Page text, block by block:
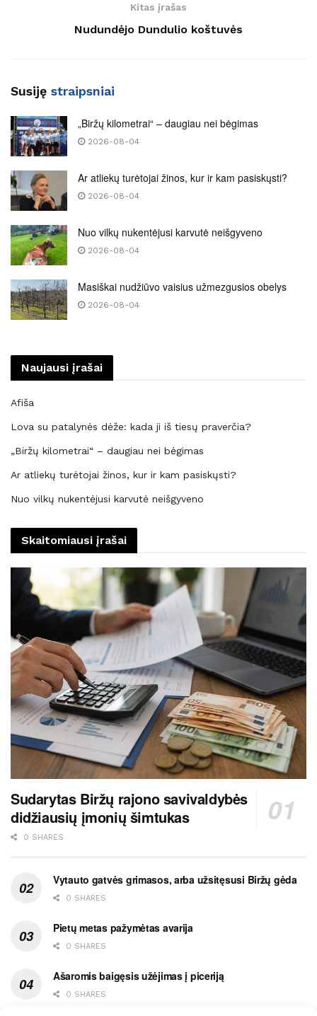
Kitas įrašas
Nudundėjo Dundulio koštuvės
Susiję straipsniai
„Biržų kilometrai“ – daugiau nei bėgimas
2026-08-04
Ar atliekų turėtojai žinos, kur ir kam pasiskųsti?
2026-08-04
Nuo vilkų nukentėjusi karvutė neišgyveno
2026-08-04
Masiškai nudžiūvo vaisius užmezgusios obelys
2026-08-04
Naujausi įrašai
Afiša
Lova su patalynės dėže: kada ji iš tiesų praverčia?
„Biržų kilometrai“ – daugiau nei bėgimas
Ar atliekų turėtojai žinos, kur ir kam pasiskųsti?
Nuo vilkų nukentėjusi karvutė neišgyveno
Skaitomiausi įrašai
Sudarytas Biržų rajono savivaldybės
didžiausių įmonių šimtukas
0 SHARES
Vytauto gatvės grimasos, arba užsitęsusi Biržų gėda
0 SHARES
Pietų metas pažymėtas avarija
0 SHARES
Ašaromis baigęsis užėjimas į piceriją
0 SHARES